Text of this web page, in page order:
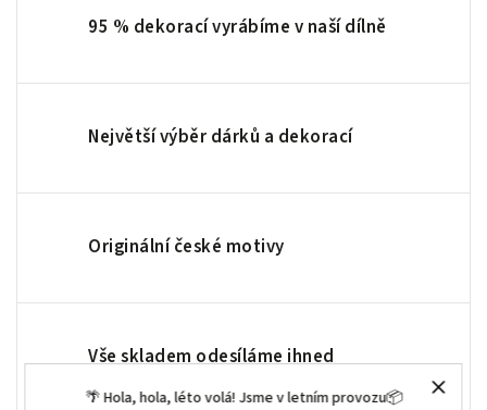
🌴 Hola, hola, léto volá! Jsme v letním provozu📦
95 % dekorací vyrábíme v naší dílně
Největší výběr dárků a dekorací
Originální české motivy
Vše skladem odesíláme ihned